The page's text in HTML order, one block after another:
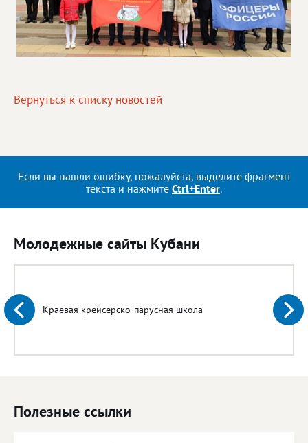
Вернуться к списку новостей
Если вы нашли ошибку, пожалуйста, выделите фрагмент
текста и нажмите Ctrl+Enter.
Молодежные сайты Кубани
Краевая крейсерско-парусная школа
Полезные ссылки